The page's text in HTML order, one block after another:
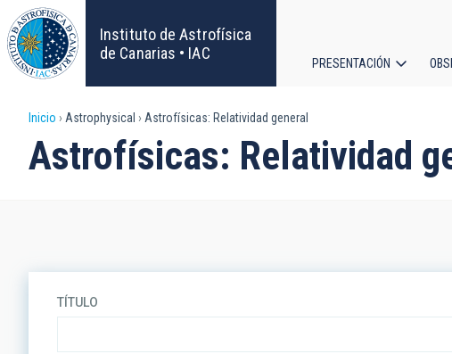
Pasar
al
contenido
principal
Instituto de Astrofísica
de Canarias • IAC
principal
PRESENTACIÓN
Sobrescribir
enlaces
Inicio Astrophysical Astrofísicas: Relatividad general
Astrofísicas: Relatividad
TÍTULO